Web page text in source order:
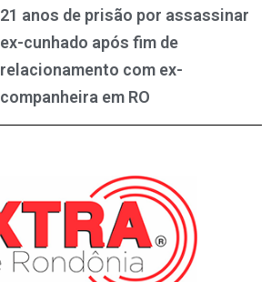
21 anos de prisão por assassinar
ex-cunhado após fim de
relacionamento com ex-
companheira em RO